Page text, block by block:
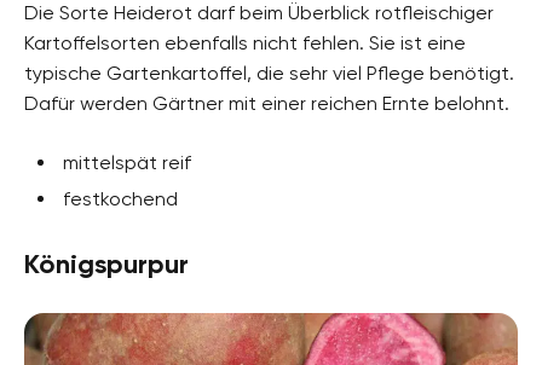
Die Sorte Heiderot darf beim Überblick rotfleischiger
Kartoffelsorten ebenfalls nicht fehlen. Sie ist eine
typische Gartenkartoffel, die sehr viel Pflege benötigt.
Dafür werden Gärtner mit einer reichen Ernte belohnt.
mittelspät reif
festkochend
Königspurpur